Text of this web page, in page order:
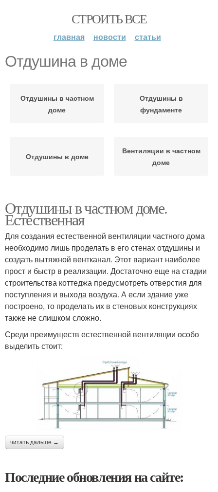
СТРОИТЬ ВСЕ
главная новости статьи
Отдушина в доме
Отдушины в частном
доме
Отдушины в
фундаменте
Отдушины в доме
Вентиляции в частном
доме
Отдушины в частном доме.
Естественная
Для создания естественной вентиляции частного дома
необходимо лишь проделать в его стенах отдушины и
создать вытяжной вентканал. Этот вариант наиболее
прост и быстр в реализации. Достаточно еще на стадии
строительства коттеджа предусмотреть отверстия для
поступления и выхода воздуха. А если здание уже
построено, то проделать их в стеновых конструкциях
также не слишком сложно.
Среди преимуществ естественной вентиляции особо
выделить стоит:
читать дальше →
Последние обновления на сайте: